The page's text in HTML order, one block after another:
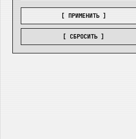
[ ПРИМЕНИТЬ ]
[ СБРОСИТЬ ]